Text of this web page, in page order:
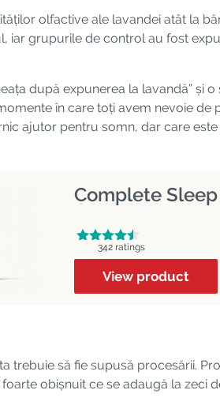
olfactive ale lavandei atât la
iar grupurile de control au fost
după expunerea la lavandă” și
în care toți avem nevoie
ajutor pentru somn, dar care
Complete Sleep
342 ratings
View product
trebuie să fie supusă procesării.
obișnuit ce se adaugă la zeci